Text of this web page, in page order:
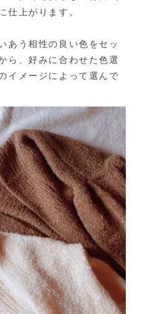
仕上がります。
あう相性の良い色をセッ
ら、好みに合わせた色選
イメージによって選んで